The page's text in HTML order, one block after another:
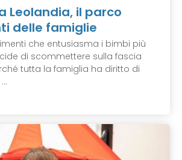
Leolandia, il parco
delle famiglie
che entusiasma i bimbi più
di scommettere sulla fascia
tutta la famiglia ha diritto di